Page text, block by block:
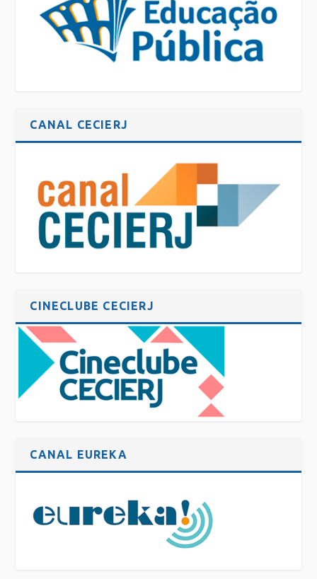
CANAL CECIERJ
CINECLUBE CECIERJ
CANAL EUREKA